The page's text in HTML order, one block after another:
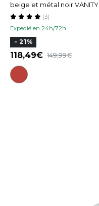
beige et métal noir VANITY
Expedié en 24h/72h
(3)
- 21%
118,49 149,99